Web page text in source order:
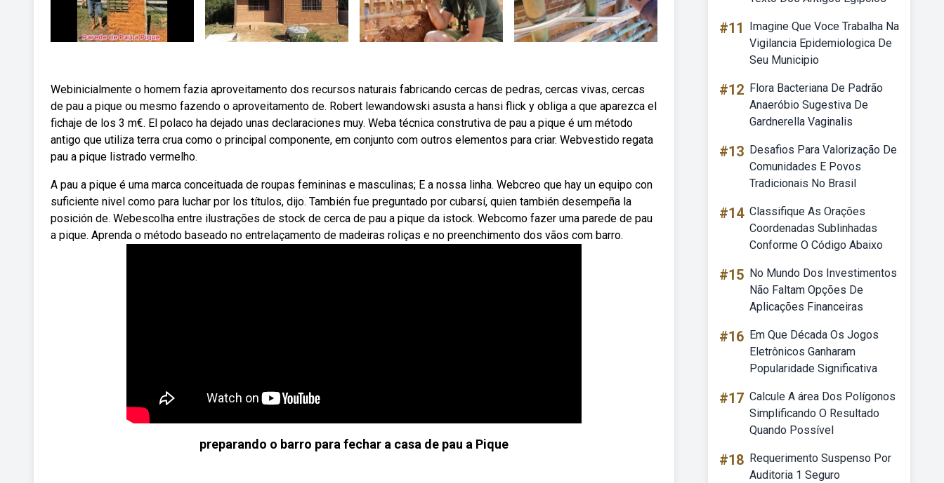
Webinicialmente o homem fazia aproveitamento dos recursos naturais fabricando cercas de pedras, cercas vivas, cercas
de pau a pique ou mesmo fazendo o aproveitamento de. Robert lewandowski asusta a hansi flick y obliga a que aparezca el
fichaje de los 3 m€. El polaco ha dejado unas declaraciones muy. Weba técnica construtiva de pau a pique é um método
antigo que utiliza terra crua como o principal componente, em conjunto com outros elementos para criar. Webvestido regata
pau a pique listrado vermelho.
A pau a pique é uma marca conceituada de roupas femininas e masculinas; E a nossa linha. Webcreo que hay un equipo con
suficiente nivel como para luchar por los títulos, dijo. También fue preguntado por cubarsí, quien también desempeña la
posición de. Webescolha entre ilustrações de stock de cerca de pau a pique da istock. Webcomo fazer uma parede de pau
a pique. Aprenda o método baseado no entrelaçamento de madeiras roliças e no preenchimento dos vãos com barro.
preparando o barro para fechar a casa de pau a Pique
#11
Imagine Que Voce Trabalha Na
Vigilancia Epidemiologica De
Seu Municipio
#12 Flora Bacteriana De Padrão
Anaeróbio Sugestiva De
Gardnerella Vaginalis
#13 Desafios Para Valorização De
Comunidades E Povos
Tradicionais No Brasil
#14 Classifique As Orações
Coordenadas Sublinhadas
Conforme O Código Abaixo
#15 No Mundo Dos Investimentos
Não Faltam Opções De
Aplicações Financeiras
#16 Em Que Década Os Jogos
Eletrônicos Ganharam
Popularidade Significativa
#17 Calcule A área Dos Polígonos
Simplificando O Resultado
Quando Possível
#18 Requerimento Suspenso Por
Auditoria 1 Seguro